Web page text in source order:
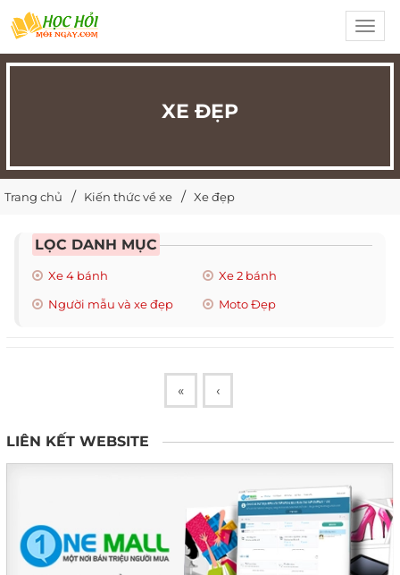
XE ĐẸP
Trang chủ Kiến thức về xe Xe đẹp
LỌC DANH MỤC
Xe 4 bánh
Xe 2 bánh
Người mẫu và xe đẹp
Moto Đẹp
« ‹
LIÊN KẾT WEBSITE